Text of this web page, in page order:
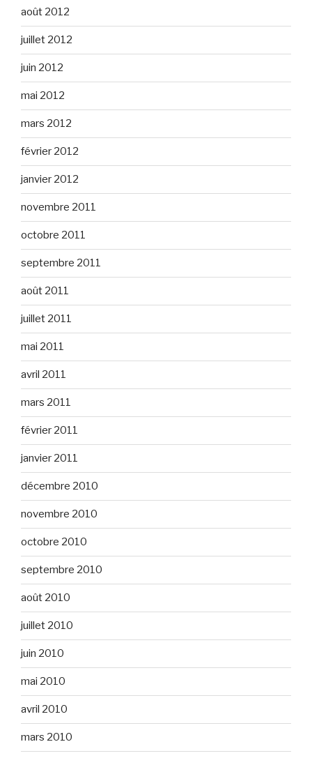
août 2012
juillet 2012
juin 2012
mai 2012
mars 2012
février 2012
janvier 2012
novembre 2011
octobre 2011
septembre 2011
août 2011
juillet 2011
mai 2011
avril 2011
mars 2011
février 2011
janvier 2011
décembre 2010
novembre 2010
octobre 2010
septembre 2010
août 2010
juillet 2010
juin 2010
mai 2010
avril 2010
mars 2010